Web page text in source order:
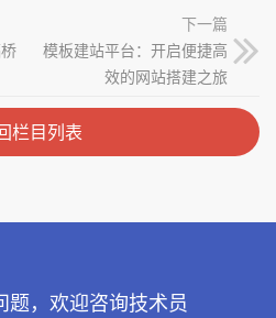
下一篇
模板建站平台：开启便捷高
效的网站搭建之旅
栏目列表
题，欢迎咨询技术员